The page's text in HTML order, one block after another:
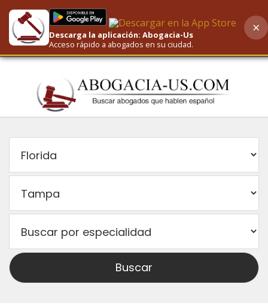
AI-Powered Search
Descarga la aplicación: Abogacia-Us
Acceso rápido a abogados en su ciudad.
×